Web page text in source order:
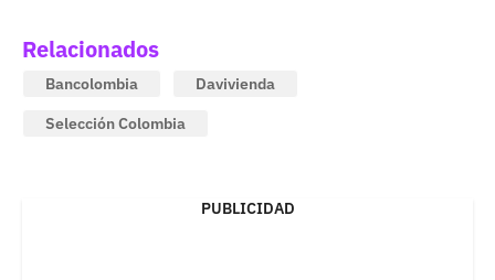
Relacionados
Bancolombia
Davivienda
Selección Colombia
PUBLICIDAD